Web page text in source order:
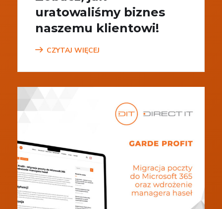
uratowaliśmy biznes
naszemu klientowi!
CZYTAJ WIĘCEJ